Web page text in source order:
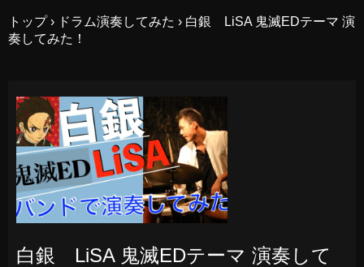
トップ › ドラム演奏してみた › 白銀 LiSA 鬼滅EDテーマ 演
奏してみた！
白銀 LiSA 鬼滅EDテーマ 演奏して